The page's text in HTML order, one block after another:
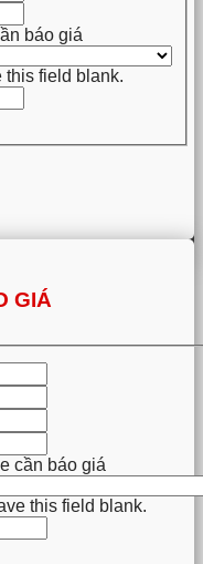
báo giá
this field blank.
GIÁ
cần báo giá
this field blank.